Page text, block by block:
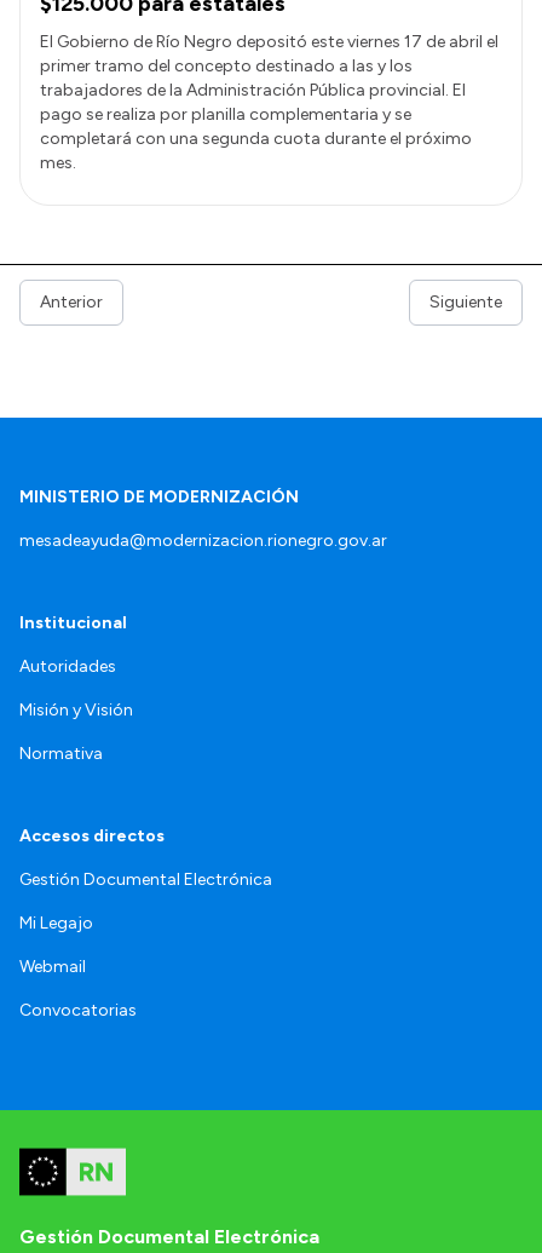
El Gobierno de Río Negro depositó este viernes 17 de abril el
primer tramo del concepto destinado a las y los
trabajadores de la Administración Pública provincial. El
pago se realiza por planilla complementaria y se
completará con una segunda cuota durante el próximo
mes.
Anterior Siguiente
MINISTERIO DE MODERNIZACIÓN
mesadeayuda@modernizacion.rionegro.gov.ar
Institucional
Autoridades
Misión y Visión
Normativa
Accesos directos
Gestión Documental Electrónica
Mi Legajo
Webmail
Convocatorias
Gestión Documental Electrónica